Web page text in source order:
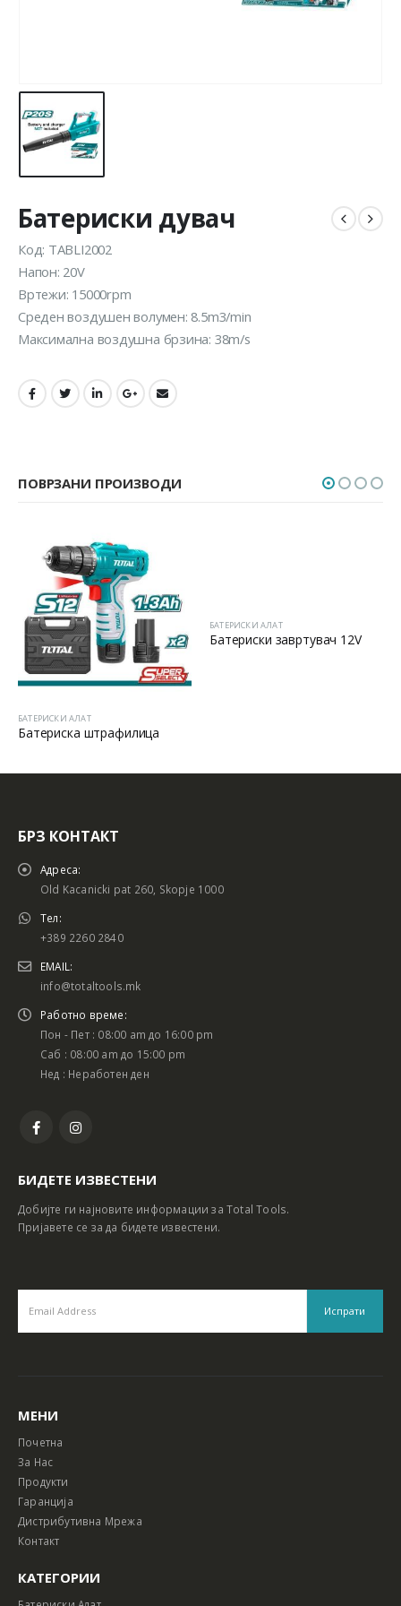
Батериски дувач
Код: TABLI2002
Напон: 20V
Вртежи: 15000rpm
Среден воздушен волумен: 8.5m3/min
Максимална воздушна брзина: 38m/s
ПОВРЗАНИ ПРОИЗВОДИ
БАТЕРИСКИ АЛАТ
Батериска штрафилица
БАТЕРИСКИ АЛАТ
Батериски завртувач 12V
БРЗ КОНТАКТ
Адреса:
Old Kacanicki pat 260, Skopje 1000
Тел:
+389 2260 2840
EMAIL:
info@totaltools.mk
Работно време:
Пон - Пет : 08:00 am до 16:00 pm
Саб : 08:00 am до 15:00 pm
Нед : Неработен ден
БИДЕТЕ ИЗВЕСТЕНИ
Добијте ги најновите информации за Total Tools.
Пријавете се за да бидете известени.
МЕНИ
Почетна
За Нас
Продукти
Гаранција
Дистрибутивна Мрежа
Контакт
КАТЕГОРИИ